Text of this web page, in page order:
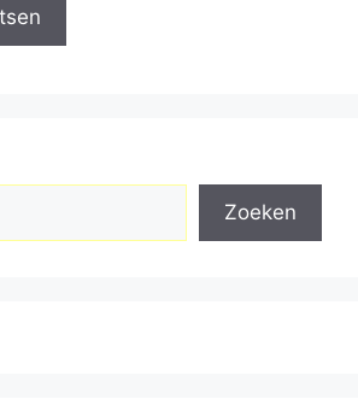
Zoeken